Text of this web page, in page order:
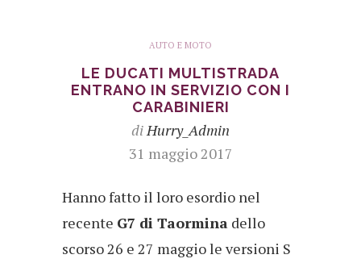
AUTO E MOTO
LE DUCATI MULTISTRADA
ENTRANO IN SERVIZIO CON I
CARABINIERI
diHurry_Admin
31 maggio 2017
Hanno fatto il loro esordio nel
recente G7 di Taormina dello
scorso 26 e 27 maggio le versioni S